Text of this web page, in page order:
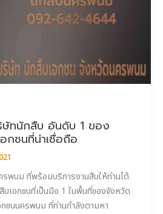
ทนักสืบ อันดับ 1 ของ
กชนที่น่าเชื่อถือ
รพนม ที่พร้อมบริการงานสืบให้ท่านได้
เอกชนที่เป็นมือ 1 ในพื้นที่ของจังหวัด
ชนนครพนม ที่ท่านกำลังตามหา